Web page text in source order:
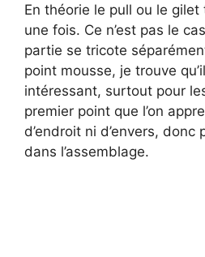
En théorie le pull ou le
une fois. Ce n’est pas le
partie se tricote
point mousse, je trouve
intéressant, surtout pour
premier point que l’on
d’endroit ni d’envers,
dans l’assemblage.